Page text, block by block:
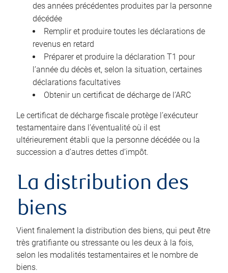
des années précédentes produites par la personne
décédée
Remplir et produire toutes les déclarations de
revenus en retard
Préparer et produire la déclaration T1 pour
l’année du décès et, selon la situation, certaines
déclarations facultatives
Obtenir un certificat de décharge de l’ARC
Le certificat de décharge fiscale protège l’exécuteur
testamentaire dans l’éventualité où il est
ultérieurement établi que la personne décédée ou la
succession a d’autres dettes d’impôt.
La distribution des
biens
Vient finalement la distribution des biens, qui peut être
très gratifiante ou stressante ou les deux à la fois,
selon les modalités testamentaires et le nombre de
biens.